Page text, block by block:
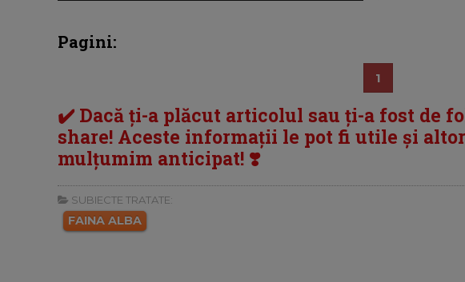
Pagini:
1
✔️ Dacă ți-a plăcut articolul sau ți-a fost de
share! Aceste informații le pot fi utile și
mulțumim anticipat! ❣️
SUBIECTE TRATATE:
FAINA ALBA